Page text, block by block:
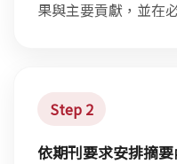
果與主要貢獻，並在
Step 2
依期刊要求安排摘